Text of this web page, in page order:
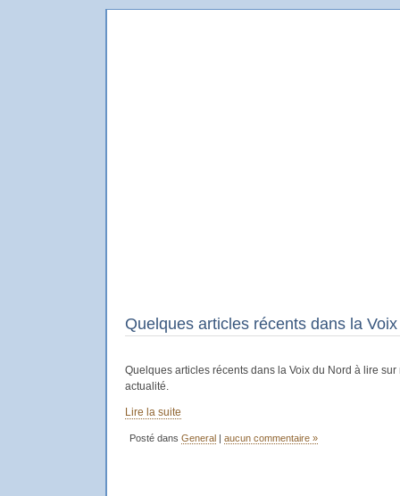
Quelques articles récents dans la
Quelques articles récents dans la Voix du Nord à lire sur
actualité.
Lire la suite
Posté dans General | aucun commentaire »